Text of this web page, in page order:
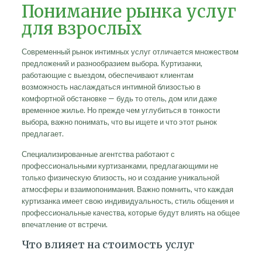
Понимание рынка услуг
для взрослых
Современный рынок интимных услуг отличается множеством
предложений и разнообразием выбора. Куртизанки,
работающие с выездом, обеспечивают клиентам
возможность наслаждаться интимной близостью в
комфортной обстановке — будь то отель, дом или даже
временное жилье. Но прежде чем углубиться в тонкости
выбора, важно понимать, что вы ищете и что этот рынок
предлагает.
Специализированные агентства работают с
профессиональными куртизанками, предлагающими не
только физическую близость, но и создание уникальной
атмосферы и взаимопонимания. Важно помнить, что каждая
куртизанка имеет свою индивидуальность, стиль общения и
профессиональные качества, которые будут влиять на общее
впечатление от встречи.
Что влияет на стоимость услуг